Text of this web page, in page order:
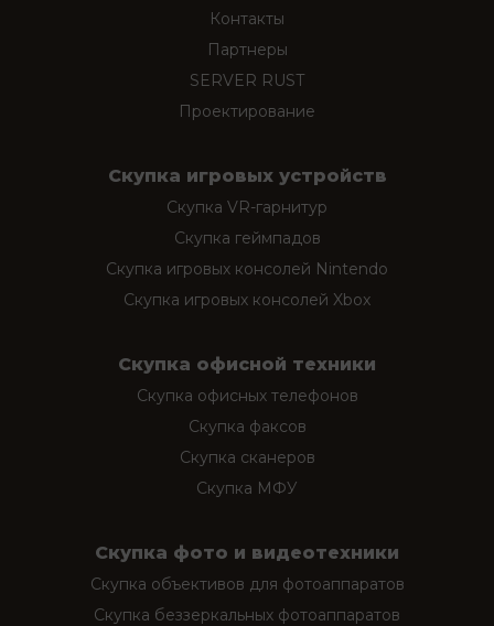
Контакты
Партнеры
SERVER RUST
Проектирование
Скупка игровых устройств
Скупка VR-гарнитур
Скупка геймпадов
Скупка игровых консолей Nintendo
Скупка игровых консолей Xbox
Скупка офисной техники
Скупка офисных телефонов
Скупка факсов
Скупка сканеров
Скупка МФУ
Скупка фото и видеотехники
Скупка объективов для фотоаппаратов
Скупка беззеркальных фотоаппаратов